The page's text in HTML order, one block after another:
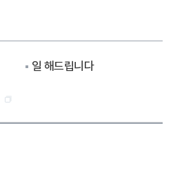
일 해드립니다